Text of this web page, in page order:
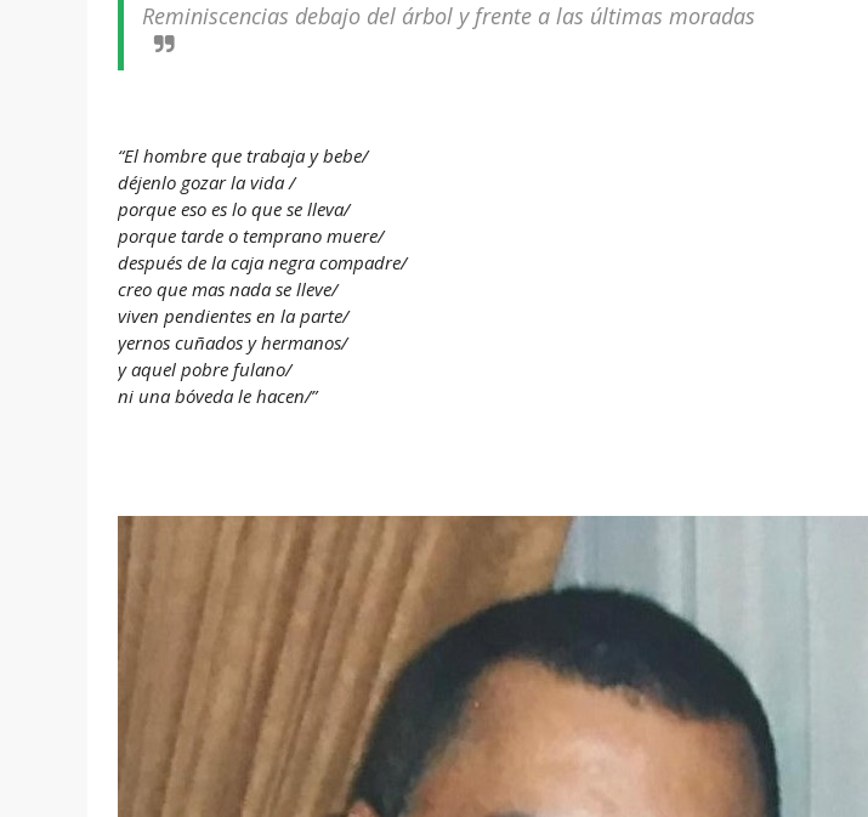
Reminiscencias debajo del árbol y frente a las últimas moradas
“El hombre que trabaja y bebe/
déjenlo gozar la vida /
porque eso es lo que se lleva/
porque tarde o temprano muere/
después de la caja negra compadre/
creo que mas nada se lleve/
viven pendientes en la parte/
yernos cuñados y hermanos/
y aquel pobre fulano/
ni una bóveda le hacen/”